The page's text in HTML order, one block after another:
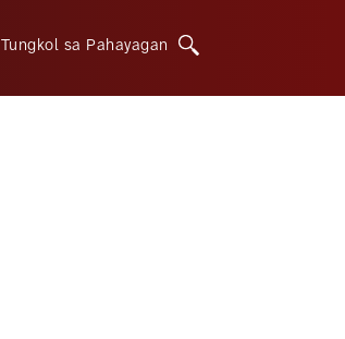
Tungkol sa Pahayagan